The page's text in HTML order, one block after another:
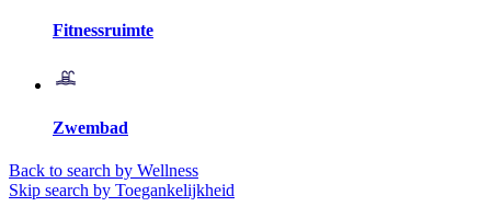
Fitnessruimte
Zwembad
Back to search by Wellness
Skip search by Toegankelijkheid